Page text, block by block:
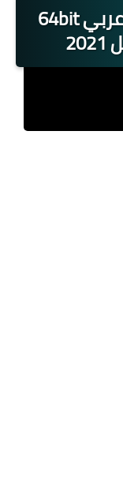
تحميل برنامج فك الضغط عربي 64bit